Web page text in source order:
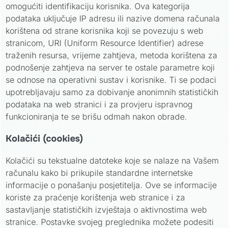
omogućiti identifikaciju korisnika. Ova kategorija
podataka uključuje IP adresu ili nazive domena računala
korištena od strane korisnika koji se povezuju s web
stranicom, URI (Uniform Resource Identifier) adrese
traženih resursa, vrijeme zahtjeva, metoda korištena za
podnošenje zahtjeva na server te ostale parametre koji
se odnose na operativni sustav i korisnike. Ti se podaci
upotrebljavaju samo za dobivanje anonimnih statističkih
podataka na web stranici i za provjeru ispravnog
funkcioniranja te se brišu odmah nakon obrade.
Kolačići (cookies)
Kolačići su tekstualne datoteke koje se nalaze na Vašem
računalu kako bi prikupile standardne internetske
informacije o ponašanju posjetitelja. Ove se informacije
koriste za praćenje korištenja web stranice i za
sastavljanje statističkih izvještaja o aktivnostima web
stranice. Postavke svojeg preglednika možete podesiti